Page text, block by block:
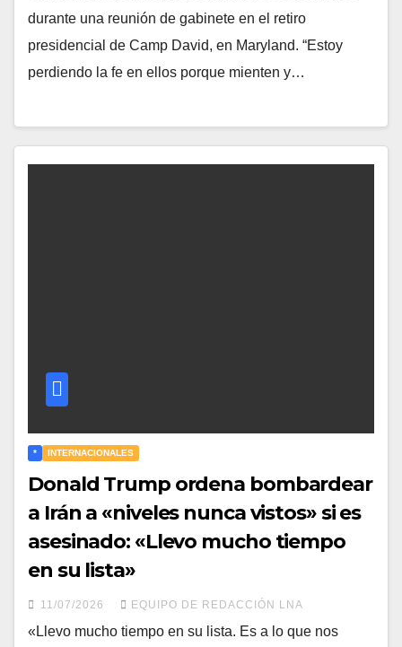
durante una reunión de gabinete en el retiro
presidencial de Camp David, en Maryland. “Estoy
perdiendo la fe en ellos porque mienten y…
* INTERNACIONALES
Donald Trump ordena bombardear
a Irán a «niveles nunca vistos» si es
asesinado: «Llevo mucho tiempo
en su lista»
11/07/2026 EQUIPO DE REDACCIÓN LNA
«Llevo mucho tiempo en su lista. Es a lo que nos